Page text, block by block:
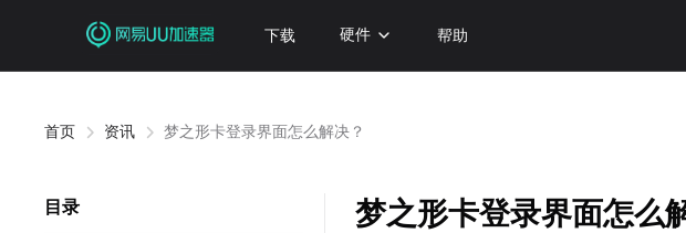
下载 硬件 帮助
首页 资讯 梦之形卡登录界面怎么解决？
目录 梦之形卡登录界面怎么